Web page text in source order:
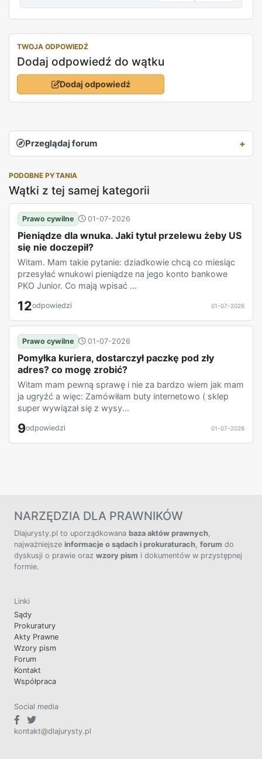
TWOJA ODPOWIEDŹ
Dodaj odpowiedź do wątku
Dodaj odpowiedź
Przeglądaj forum
PODOBNE PYTANIA
Wątki z tej samej kategorii
Prawo cywilne 01-07-2026
Pieniądze dla wnuka. Jaki tytuł przelewu żeby US
się nie doczepił?
Witam. Mam takie pytanie: dziadkowie chcą co miesiąc
przesyłać wnukowi pieniądze na jego konto bankowe
PKO Junior. Co mają wpisać ...
12odpowiedzi 01-07-2026
Prawo cywilne 01-07-2026
Pomyłka kuriera, dostarczył paczkę pod zły
adres? co mogę zrobić?
Witam mam pewną sprawę i nie za bardzo wiem jak mam
ja ugryźć a więc: Zamówiłam buty internetowo ( sklep
super wywiązał się z wysy...
9odpowiedzi 01-07-2026
NARZĘDZIA DLA PRAWNIKÓW
Dlajurysty.pl to uporządkowana baza aktów prawnych,
najważniejsze informacje o sądach i prokuraturach, forum do
dyskusji o prawie oraz wzory pism i dokumentów w przystępnej
formie.
Linki
Sądy
Prokuratury
Akty Prawne
Wzory pism
Forum
Kontakt
Współpraca
Social media
kontakt@dlajurysty.pl